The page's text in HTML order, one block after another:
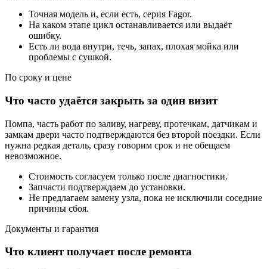
Точная модель и, если есть, серия Fagor.
На каком этапе цикл останавливается или выдаёт
ошибку.
Есть ли вода внутри, течь, запах, плохая мойка или
проблемы с сушкой.
По сроку и цене
Что часто удаётся закрыть за один визит
Помпа, часть работ по заливу, нагреву, протечкам, датчикам и
замкам двери часто подтверждаются без второй поездки. Если
нужна редкая деталь, сразу говорим срок и не обещаем
невозможное.
Стоимость согласуем только после диагностики.
Запчасти подтверждаем до установки.
Не предлагаем замену узла, пока не исключили соседние
причины сбоя.
Документы и гарантия
Что клиент получает после ремонта